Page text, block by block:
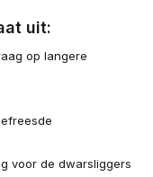
uit:
op langere
voor de dwarsliggers